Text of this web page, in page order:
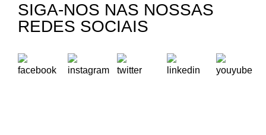
SIGA-NOS NAS NOSSAS
REDES SOCIAIS